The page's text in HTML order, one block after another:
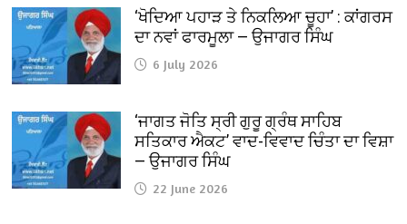
‘ਖੋਦਿਆ ਪਹਾੜ ਤੇ ਨਿਕਲਿਆ ਚੂਹਾ’ : ਕਾਂਗਰਸ
ਦਾ ਨਵਾਂ ਫਾਰਮੂਲਾ — ਉਜਾਗਰ ਸਿੰਘ
6 July 2026
‘ਜਾਗਤ ਜੋਤਿ ਸ੍ਰੀ ਗੁਰੂ ਗ੍ਰੰਥ ਸਾਹਿਬ
ਸਤਿਕਾਰ ਐਕਟ’ ਵਾਦ-ਵਿਵਾਦ ਚਿੰਤਾ ਦਾ ਵਿਸ਼ਾ
— ਉਜਾਗਰ ਸਿੰਘ
22 June 2026